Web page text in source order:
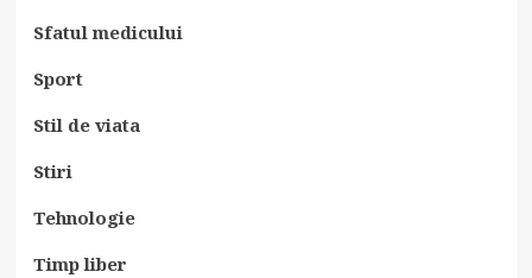
Sfatul medicului
Sport
Stil de viata
Stiri
Tehnologie
Timp liber